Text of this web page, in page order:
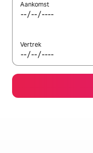
Aankomst
Vertrek